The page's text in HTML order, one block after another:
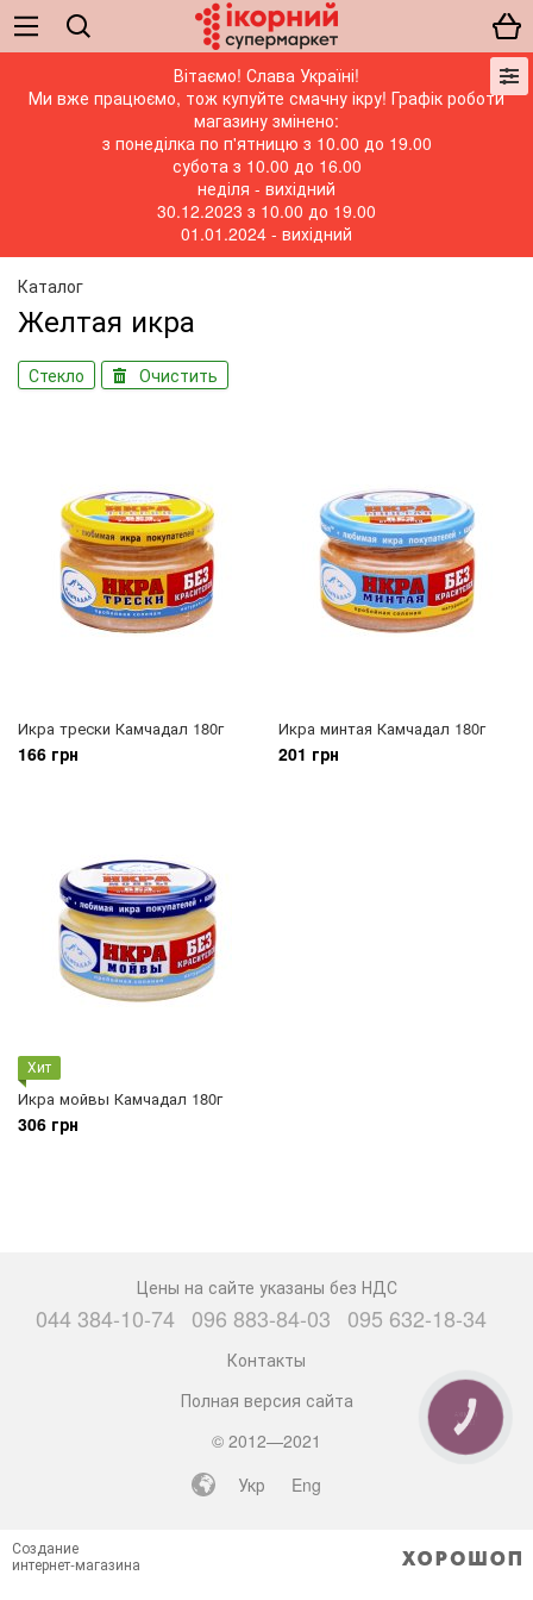
Вітаємо! Слава Україні!
Ми вже працюємо, тож купуйте смачну ікру! Графік роботи
магазину змінено:
з понеділка по п'ятницю з 10.00 до 19.00
субота з 10.00 до 16.00
неділя - вихідний
30.12.2023 з 10.00 до 19.00
01.01.2024 - вихідний
Каталог
Желтая икра
Стекло Очистить
Икра трески Камчадал 180г
166 грн
Икра минтая Камчадал 180г
201 грн
Хит
Икра мойвы Камчадал 180г
306 грн
Цены на сайте указаны без НДС
044 384-10-74 096 883-84-03 095 632-18-34
Контакты
Полная версия сайта
© 2012—2021
Укр
Eng
Создание
интернет-магазина
КНОПКА
СВЯЗИ